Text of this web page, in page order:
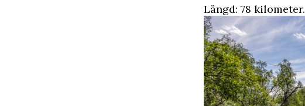
Längd: 78 kilometer.